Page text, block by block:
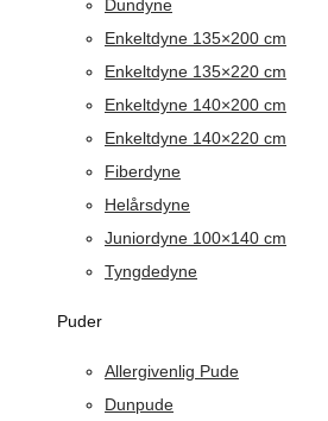
Dundyne
Enkeltdyne 135×200 cm
Enkeltdyne 135×220 cm
Enkeltdyne 140×200 cm
Enkeltdyne 140×220 cm
Fiberdyne
Helårsdyne
Juniordyne 100×140 cm
Tyngdedyne
Puder
Allergivenlig Pude
Dunpude